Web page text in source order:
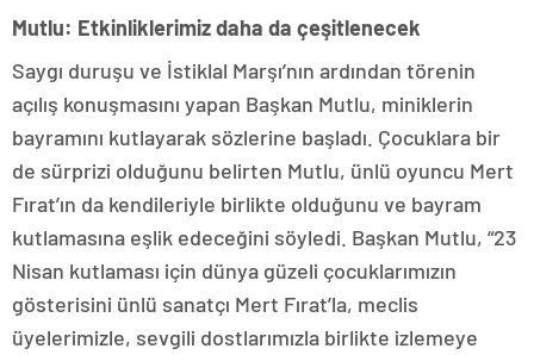
Mutlu: Etkinliklerimiz daha da çeşitlenecek
Saygı duruşu ve İstiklal Marşı’nın ardından törenin
açılış konuşmasını yapan Başkan Mutlu, miniklerin
bayramını kutlayarak sözlerine başladı. Çocuklara bir
de sürprizi olduğunu belirten Mutlu, ünlü oyuncu Mert
Fırat’ın da kendileriyle birlikte olduğunu ve bayram
kutlamasına eşlik edeceğini söyledi. Başkan Mutlu, “23
Nisan kutlaması için dünya güzeli çocuklarımızın
gösterisini ünlü sanatçı Mert Fırat’la, meclis
üyelerimizle, sevgili dostlarımızla birlikte izlemeye